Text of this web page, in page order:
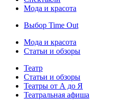
Мода и красота
Выбор Time Out
Мода и красота
Статьи и обзоры
Театр
Статьи и обзоры
Театры от А до Я
Театральная афиша